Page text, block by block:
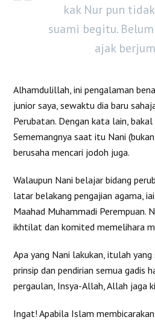
kak Nur pun
suami begitu.
ajak
Alhamdulillah, ini pengalaman
junior saya, sewaktu dia baru
Perubatan. Dengan kata lain,
Sememangnya saat itu Nani
berusaha mencari jodoh juga.
Walaupun Nani belajar bidang
latar belakang pengajian agama,
Maahad Muhammadi Perempuan.
ikhtilat dan komited memelihara
Apa yang Nani lakukan, itulah
prinsip dan pendirian semua gadis
pergaulan, Insya-Allah, Allah jaga
Ingat! Apabila Islam